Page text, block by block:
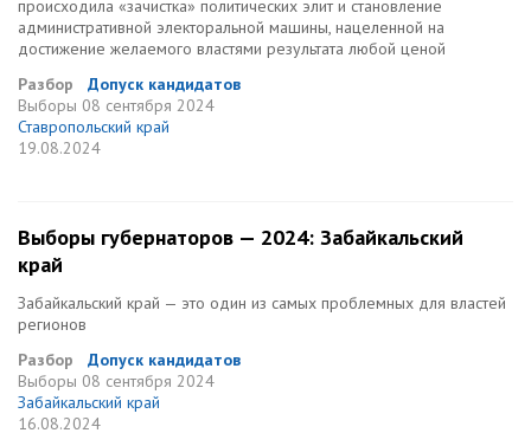
происходила «зачистка» политических элит и становление
административной электоральной машины, нацеленной на
достижение желаемого властями результата любой ценой
Разбор
Допуск кандидатов
Выборы 08 сентября 2024
Ставропольский край
19.08.2024
Выборы губернаторов — 2024: Забайкальский
край
Забайкальский край — это один из самых проблемных для властей
регионов
Разбор
Допуск кандидатов
Выборы 08 сентября 2024
Забайкальский край
16.08.2024